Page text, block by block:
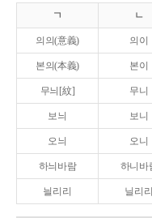
ㄱ ㄴ
의의(意義) 의이
본의(本義) 본이
무늬[紋] 무니
보늬 보니
오늬 오니
하늬바람 하니바
늴리리 닐리리